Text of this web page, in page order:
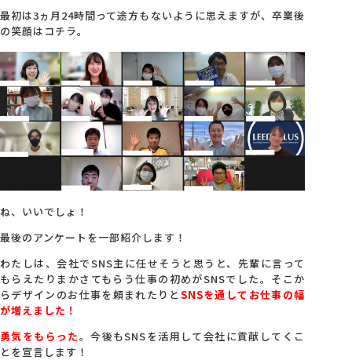
採用情報
お問い合わせ
最初は3ヵ月24時間って途方もないように思えますが、卒業後
の笑顔はコチラ。
ね、いいでしょ！
最後のアンケートを一部紹介します！
わたしは、会社でSNS主に任せそうと思うと、先輩に言って
もらえたりまかさてもらう仕事の初めがSNSでした。そこか
らデザインのお仕事を頼まれたりと SNSを通してお仕事の幅
が増えました！
勇気をもらった。今後もSNSを活用して会社に貢献してくこ
とを宣言します！